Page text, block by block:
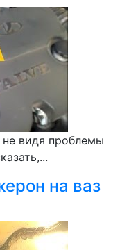
не видя проблемы
на ваз